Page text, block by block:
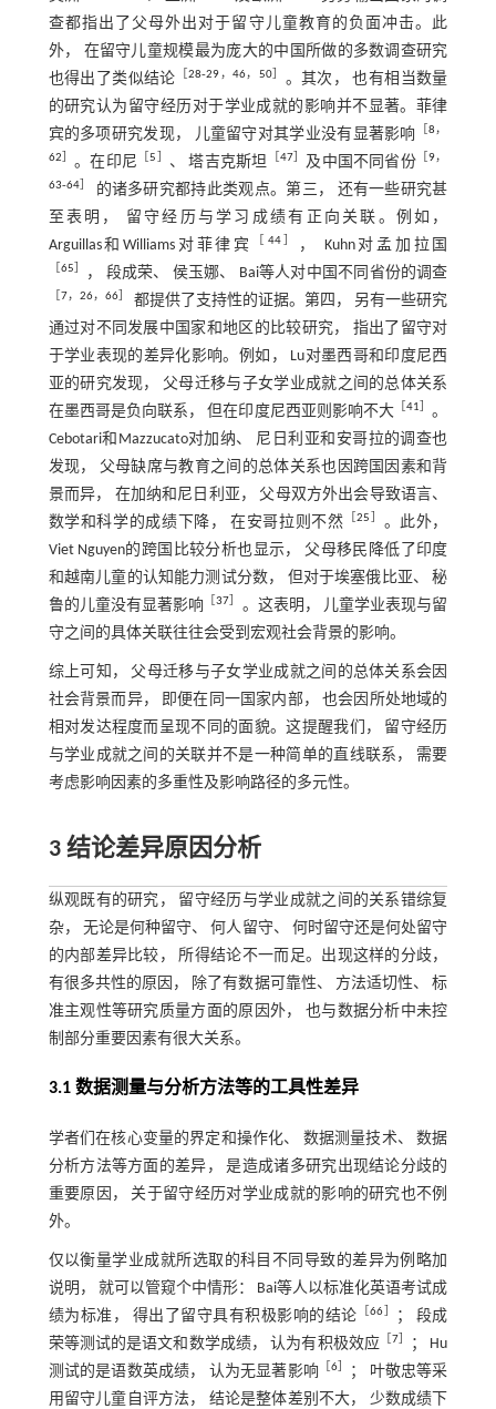
查都指出了父母外出对于留守儿童教育的负面冲击。此
外， 在留守儿童规模最为庞大的中国所做的多数调查研究
也得出了类似结论 ［28‐29， 46， 50］ 。其次， 也有相当数量
的研究认为留守经历对于学业成就的影响并不显著。菲律
宾的多项研究发现， 儿童留守对其学业没有显著影响
［8，
62 。在印尼 ［5 、 塔吉克斯坦 47］ 及中国不同省份［9，
63‐64］
的诸多研究都持此类观点。第三， 还有一些研究甚
至表明， 留守经历与学习成绩有正向关联。例如，
Arguillas和Williams对菲律宾
44］ ， Kuhn对孟加拉国
65 ， 段成荣、 侯玉娜、 Bai等人对中国不同省份的调查
7， 26， 66］
都提供了支持性的证据。第四， 另有一些研究
通过对不同发展中国家和地区的比较研究， 指出了留守对
于学业表现的差异化影响。例如， Lu对墨西哥和印度尼西
亚的研究发现， 父母迁移与子女学业成就之间的总体关系
在墨西哥是负向联系， 但在印度尼西亚则影响不大 ［41
。
Cebotari和Mazzucato对加纳、 尼日利亚和安哥拉的调查也
发现， 父母缺席与教育之间的总体关系也因跨国因素和背
景而异， 在加纳和尼日利亚， 父母双方外出会导致语言、
数学和科学的成绩下降， 在安哥拉则不然 ［25
。此外，
Viet Nguyen的跨国比较分析也显示， 父母移民降低了印度
和越南儿童的认知能力测试分数， 但对于埃塞俄比亚、 秘
鲁的儿童没有显著影响
［37
。这表明， 儿童学业表现与留
守之间的具体关联往往会受到宏观社会背景的影响。
综上可知， 父母迁移与子女学业成就之间的总体关系会因
社会背景而异， 即便在同一国家内部， 也会因所处地域的
相对发达程度而呈现不同的面貌。这提醒我们， 留守经历
与学业成就之间的关联并不是一种简单的直线联系， 需要
考虑影响因素的多重性及影响路径的多元性。
3 结论差异原因分析
纵观既有的研究， 留守经历与学业成就之间的关系错综复
杂， 无论是何种留守、 何人留守、 何时留守还是何处留守
的内部差异比较， 所得结论不一而足。出现这样的分歧，
有很多共性的原因， 除了有数据可靠性、 方法适切性、 标
准主观性等研究质量方面的原因外， 也与数据分析中未控
制部分重要因素有很大关系。
3.1 数据测量与分析方法等的工具性差异
学者们在核心变量的界定和操作化、 数据测量技术、 数据
分析方法等方面的差异， 是造成诸多研究出现结论分歧的
重要原因， 关于留守经历对学业成就的影响的研究也不例
外。
仅以衡量学业成就所选取的科目不同导致的差异为例略加
说明， 就可以管窥个中情形： Bai等人以标准化英语考试成
绩为标准， 得出了留守具有积极影响的结论 ［66
； 段成
荣等测试的是语文和数学成绩， 认为有积极效应［7
； Hu
测试的是语数英成绩， 认为无显著影响
［6
； 叶敬忠等采
用留守儿童自评方法， 结论是整体差别不大， 少数成绩下